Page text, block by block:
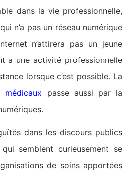
dans la vie professionnelle,
n’a pas un réseau numérique
n’attirera pas un jeune
a une activité professionnelle
lorsque c’est possible. La
médicaux passe aussi par la
dans les discours publics
semblent curieusement se
de soins apportées